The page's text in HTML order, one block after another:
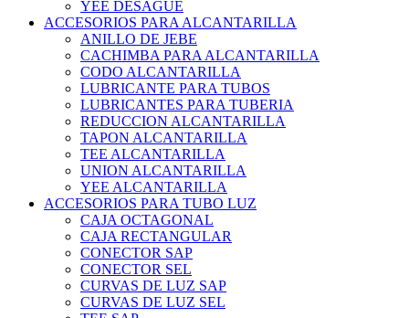
YEE DESAGUE
ACCESORIOS PARA ALCANTARILLA
ANILLO DE JEBE
CACHIMBA PARA ALCANTARILLA
CODO ALCANTARILLA
LUBRICANTE PARA TUBOS
LUBRICANTES PARA TUBERIA
REDUCCION ALCANTARILLA
TAPON ALCANTARILLA
TEE ALCANTARILLA
UNION ALCANTARILLA
YEE ALCANTARILLA
ACCESORIOS PARA TUBO LUZ
CAJA OCTAGONAL
CAJA RECTANGULAR
CONECTOR SAP
CONECTOR SEL
CURVAS DE LUZ SAP
CURVAS DE LUZ SEL